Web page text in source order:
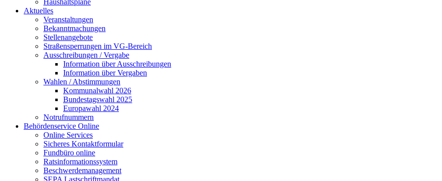
Haushaltspläne
Aktuelles
Veranstaltungen
Bekanntmachungen
Stellenangebote
Straßensperrungen im VG-Bereich
Ausschreibungen / Vergabe
Information über Ausschreibungen
Information über Vergaben
Wahlen / Abstimmungen
Kommunalwahl 2026
Bundestagswahl 2025
Europawahl 2024
Notrufnummern
Behördenservice Online
Online Services
Sicheres Kontaktformular
Fundbüro online
Ratsinformationssystem
Beschwerdemanagement
SEPA Lastschriftmandat